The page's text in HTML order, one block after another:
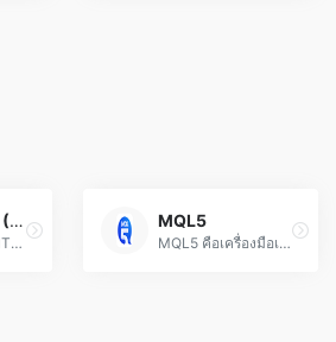
MetaTrader 5 (MT5)
MetaTrader 5 (MT5) คือแพลตฟอร์มเทรด Forex และ CFD อัปเดตที่สุด ด้วยเครื่องมือวิเคราะห์กราฟขั้นสูง, EA และการเทรดอัลกอริทึม
MQL5
MQL5 คือเครื่องมือเทรด Forex อัจฉริยะสำหรับเขียน Expert Advisor, สคริปต์ และอินดิเคเตอร์ ช่วยอำนวยความสะดวกในการเทรดอัตโนมัติและวิเคราะห์ตลาดอย่างมีประสิทธิภาพ